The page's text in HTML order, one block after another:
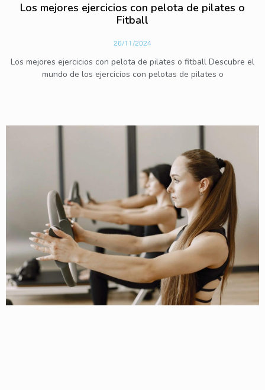
Los mejores ejercicios con pelota de pilates o
Fitball
26/11/2024
Los mejores ejercicios con pelota de pilates o fitball Descubre el
mundo de los ejercicios con pelotas de pilates o